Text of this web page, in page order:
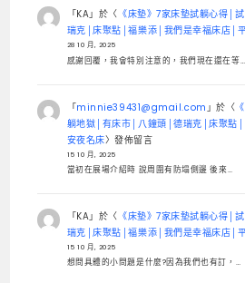
「KA」於〈 《床墊》7家床墊試躺心得│
瑞克│床聚點│福樂添│我們是幸福床店│
28 10 月, 2025
感謝回覆，我會特別注意的，我們現在還在等…
「minnie39431@gmail.com 」於〈
躺地獄│有床市│八鐘頭│德瑞克│床聚點
安夜名床〉發佈留言
15 10 月, 2025
當初在展場介紹時 說周圍有防塌側邊 後來…
「KA」於〈 《床墊》7家床墊試躺心得│
瑞克│床聚點│福樂添│我們是幸福床店│
15 10 月, 2025
想問具體的小問題是什麼?因為我們也有訂，…